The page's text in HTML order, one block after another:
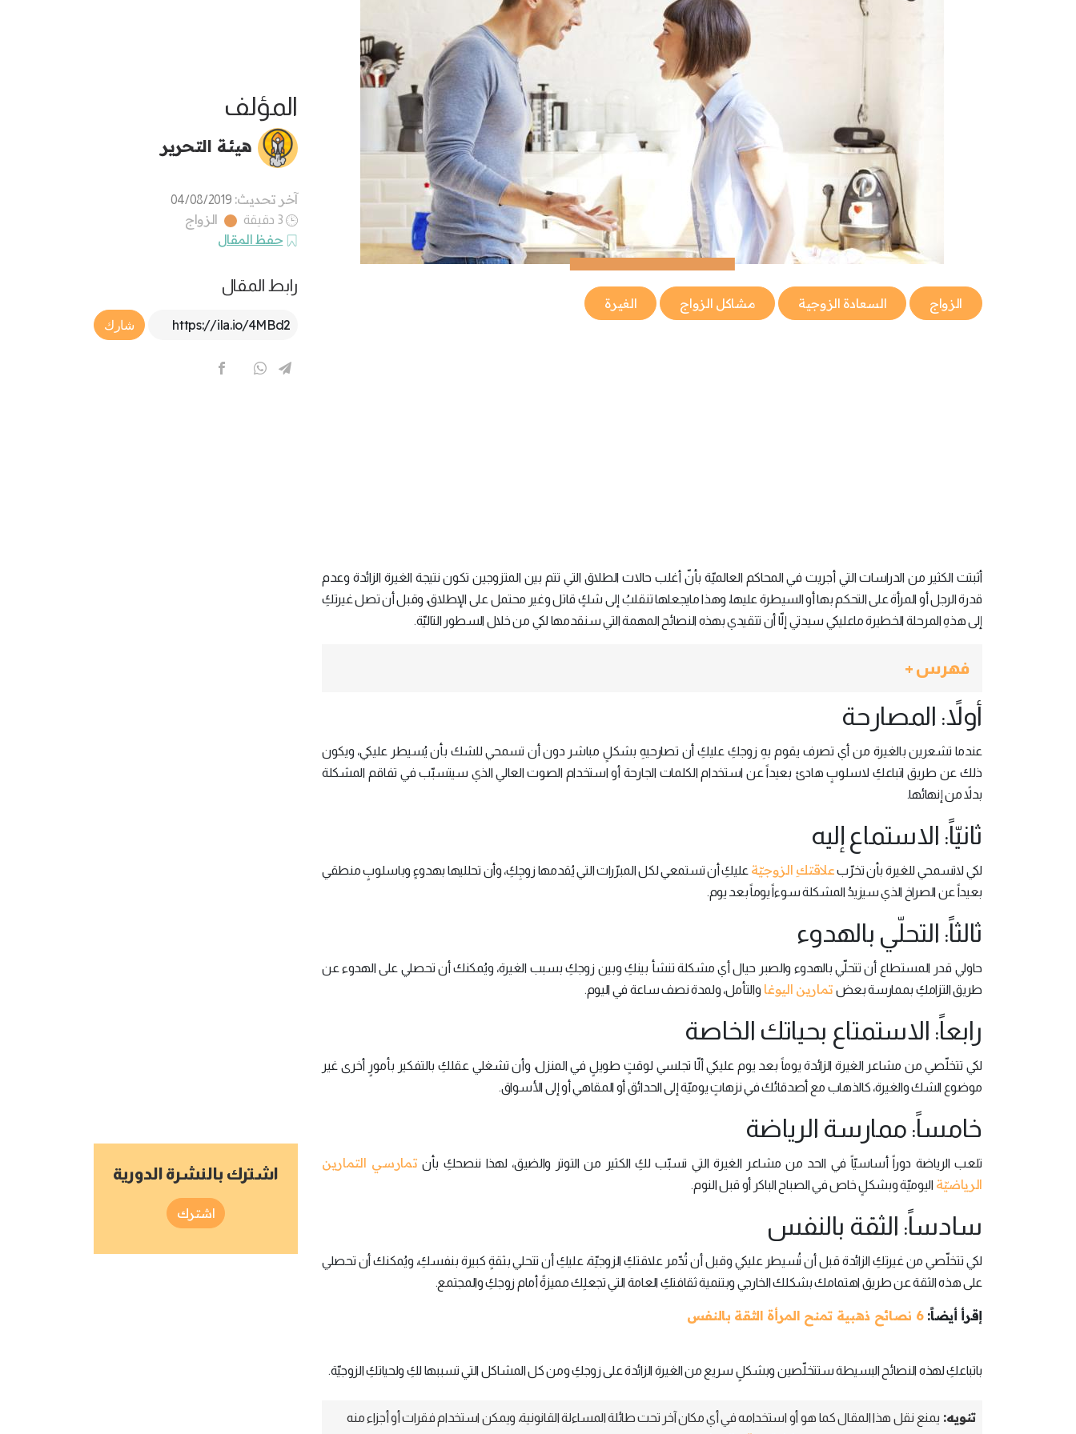
الزواج السعادة الزوجية مشاكل الزواج الغيرة
أثبتت الكثير من الدراسات التي أجريت في المحاكم العالميّة بأنّ أغلب حالات الطلاق التي تتم بين المتزوجين تكون نتيجة الغيرة الزائدة وعدم
قدرة الرجل أو المرأة على التحكم بها أو السيطرة عليها، وهذا مايجعلها تنقلبُ إلى شكٍ قاتل وغير محتمل على الإطلاق، وقبل أن تصل غيرتكِ
إلى هذهِ المرحلة الخطيرة ماعليكي سيدتي إلّا أن تتقيدي بهذه النصائح المهمة التي سنقدمها لكي من خلال السطور التاليّة.
المؤلف
هيئة التحرير
آخر تحديث: 04/08/2019
3 دقيقة
الزواج
حفظ المقال
رابط المقال
Article Link
شارك
فهرس +
أولاً: المصارحة
عندما تشعرين بالغيرة من أي تصرف يقوم بهِ زوجكِ عليكِ أن تصارحيهِ بشكلٍ مباشر دون أن تسمحي للشك بأن يُسيطر عليكي، ويكون
ذلك عن طريق اتباعكِ لاسلوبٍ هادئ بعيداً عن استخدام الكلمات الجارحة أو استخدام الصوت العالي الذي سيتسبّب في تفاقم المشكلة
بدلاً من إنهائها.
ثانيّاً: الاستماع إليه
لكي لاتسمحي للغيرة بأن تخرّبعلاقتكِ الزوجيّة عليكِ أن تستمعي لكل المبرّرات التي يُقدمها زوجِكِ، وأن تحلليها بهدوءٍ وباسلوبٍ منطقي
بعيداً عن الصراخ الذي سيزيدُ المشكلة سوءاً يوماً بعد يوم.
ثالثاً: التحلّي بالهدوء
حاولي قدر المستطاع أن تتحلّي بالهدوء والصبر حيال أي مشكلة تنشأ بينكِ وبين زوجكِ بسبب الغيرة، ويُمكنك أن تحصلي على الهدوء عن
طريق التزامكِ بممارسة بعض تمارين اليوغا والتأمل، ولمدة نصف ساعة في اليوم.
رابعاً: الاستمتاع بحياتك الخاصة
لكي تتخلّصي من مشاعر الغيرة الزائدة يوماً بعد يوم عليكي ألّا تجلسي لوقتٍ طويلٍ في المنزل، وأن تشغلي عقلكِ بالتفكير بأمورٍ أخرى غير
موضوع الشك والغيرة، كالذهاب مع أصدقائك في نزهاتٍ يوميّة إلى الحدائق أو المقاهي أو إلى الأسواق.
خامساً: ممارسة الرياضة
تلعب الرياضة دوراً أساسيّاً في الحد من مشاعر الغيرة التي تسبّب لكِ الكثير من التوتر والضيق، لهذا ننصحكِ بأن تمارسي التمارين
الرياضيّة اليوميّة وبشكلٍ خاص في الصباح الباكر أو قبل النوم.
سادساً: الثقة بالنفس
لكي تتخلّصي من غيرتكِ الزائدة قبل أن تُسيطر عليكي وقبل أن تُدّمر علاقتكِ الزوجيّة، عليكِ أن تتحلي بثقةٍ كبيرة بنفسكِ، ويُمكنك أن تحصلي
على هذه الثقة عن طريق اهتمامك بشكلك الخارجي وبتنمية ثقافتكِ العامة التي تجعلِك مميزةً أمام زوجكِ والمجتمع.
إقرأ أيضاً:6 نصائح ذهبية تمنح المرأة الثقة بالنفس
باتباعكِ لهذه النصائح البسيطة ستتخلّصين وبشكلٍ سريع من الغيرة الزائدة على زوجكِ ومن كل المشاكل التي تسببها لكِ ولحياتكِ الزوجيّة.
تنويه: يمنع نقل هذا المقال كما هو أو استخدامه في أي مكان آخر تحت طائلة المساءلة القانونية، ويمكن استخدام فقرات أو أجزاء منه
اشترك بالنشرة الدورية
اشترك